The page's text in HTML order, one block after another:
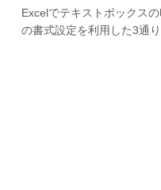
Excelでテキストボックス
の書式設定を利用した3通